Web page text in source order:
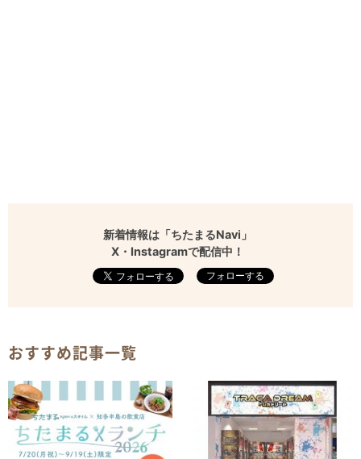
新着情報は「ちたまるNavi」
X・Instagramで配信中！
フォローする
おすすめ記事一覧